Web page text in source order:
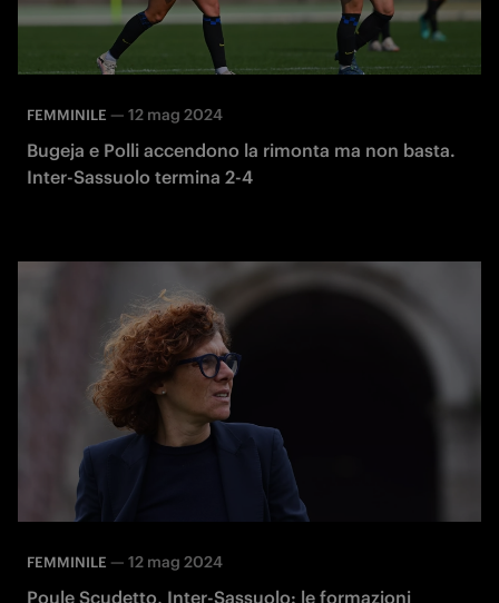
FEMMINILE — 12 mag 2024
Bugeja e Polli accendono la rimonta ma non basta.
Inter-Sassuolo termina 2-4
FEMMINILE — 12 mag 2024
Poule Scudetto, Inter-Sassuolo: le formazioni